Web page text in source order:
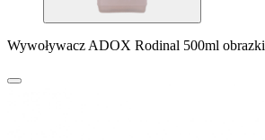
Wywoływacz ADOX Rodinal 500ml obrazki